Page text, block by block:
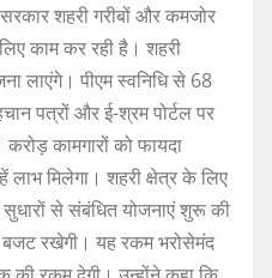
सरकार शहरी गरीबों और कमजोर
काम कर रही है। शहरी
लाएंगे। पीएम स्वनिधि से 68
पत्रों और ई-श्रम पोर्टल पर
कामगारों को फायदा
लाभ मिलेगा। शहरी क्षेत्र के लिए
से संबंधित योजनाएं शुरू की
रखेगी। यह रकम भरोसेमंद